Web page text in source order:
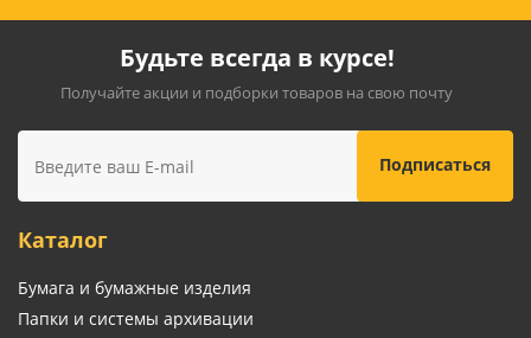
Будьте всегда в курсе!
Получайте акции и подборки товаров на свою почту
Каталог
Бумага и бумажные изделия
Папки и системы архивации